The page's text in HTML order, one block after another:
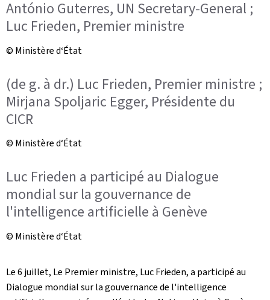
António Guterres, UN Secretary-General ;
Luc Frieden, Premier ministre
© Ministère d‘État
(de g. à dr.) Luc Frieden, Premier ministre ;
Mirjana Spoljaric Egger, Présidente du
CICR
© Ministère d‘État
Luc Frieden a participé au Dialogue
mondial sur la gouvernance de
l'intelligence artificielle à Genève
© Ministère d‘État
Le 6 juillet, Le Premier ministre, Luc Frieden, a participé au
Dialogue mondial sur la gouvernance de l'intelligence